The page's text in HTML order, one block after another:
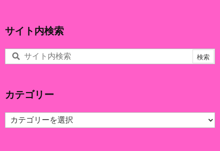
サイト内検索
カテゴリー
カ
テ